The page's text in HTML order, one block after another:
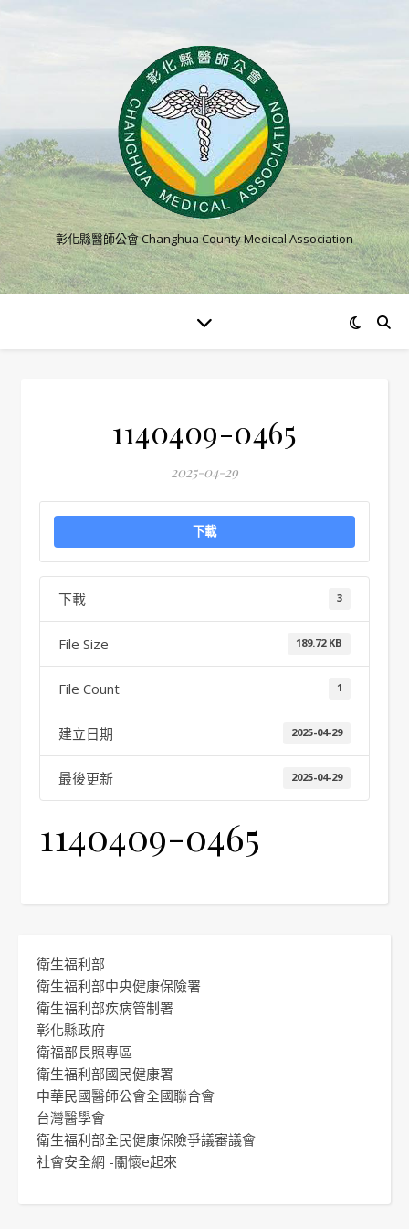
彰化縣醫師公會 Changhua County Medical Association
1140409-0465
2025-04-29
下載
下載 3
File Size 189.72 KB
File Count 1
建立日期 2025-04-29
最後更新 2025-04-29
1140409-0465
衛生福利部
衛生福利部中央健康保險署
衛生福利部疾病管制署
彰化縣政府
衛福部長照專區
衛生福利部國民健康署
中華民國醫師公會全國聯合會
台灣醫學會
衛生福利部全民健康保險爭議審議會
社會安全網 -關懷e起來